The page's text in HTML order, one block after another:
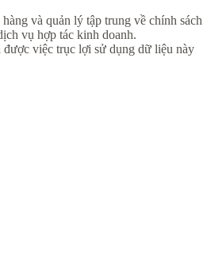
và quản lý tập trung về chính sách
vụ hợp tác kinh doanh.
việc trục lợi sử dụng dữ liệu này